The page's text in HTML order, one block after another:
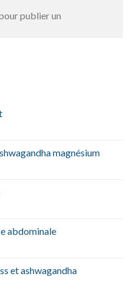
publier un
magnésium
abdominale
et ashwagandha